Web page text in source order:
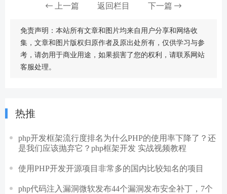
上一篇 返回栏目 下一篇
免责声明：本站所有文章和图片均来自用户分享和网络收
集，文章和图片版权归原作者及原出处所有，仅供学习与参
考，请勿用于商业用途，如果损害了您的权利，请联系网站
客服处理。
热推
php开发框架流行度排名为什么PHP的使用率下降了？还
是我们应该抛弃它？php框架开发 实战视频教程
使用PHP开发开源项目非常多的国内比较知名的项目
php代码注入漏洞微软发布44个漏洞发布安全补丁，7个